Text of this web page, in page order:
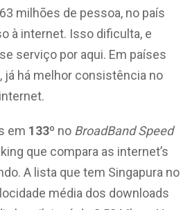
milhões de pessoa, no país
à internet. Isso dificulta, e
serviço por aqui. Em países
já há melhor consistência no
em 133º no BroadBand Speed
que compara as internet’s
A lista que tem Singapura no
média dos downloads